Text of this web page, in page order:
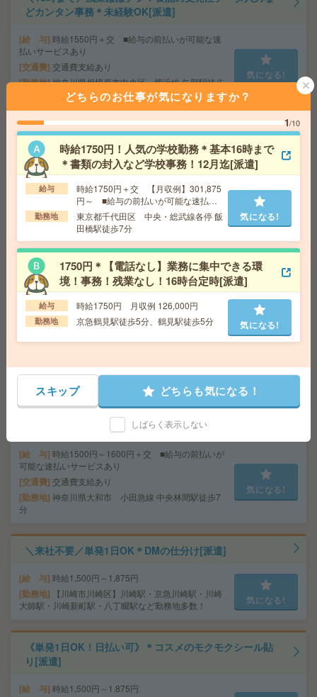
どカンタン事務＊未経験OK[派遣]
給 与 時給1550円＋交 ■給与の前払いが可能な速
払いサービスあり
交通費 交通費支給あり
勤務地 神奈川県相模原市中央区 横浜線 矢部駅徒歩
気になる!
9-16時勤務＊未経験OK！データ入力などモクモク事務[派
遣]
給 与 時給1600円＋交 【月収例】192,000円～ ■
給与の前払いが可能な速払いサービスあり
交通費支給あり
勤務地 神奈川県横浜市金沢区 シーサイドライン 福
気になる!
＼16時までの6時間勤務／未経験OK！制服あり＊非営利
団体で書類作成など[派遣]
給 与 時給1700円＋交 【月収例】204,000円～ ■
給与の前払いが可能な速払いサービスあり
交通費 交通費支給あり
台駅徒歩5分
17時半まで＊時短のオシゴト＊未経験〇＊私道承諾書の
給 与 時給1500円～1600円＋交 ■給与の前払いが
可能な速払いサービスあり
交通費 交通費支給あり
勤務地 神奈川県大和市 小田急線 中央林間駅徒歩7
分
気になる!
＼来社不要／単発1日OK＊DMの仕分け[派遣]
給 与 時給1,500円～1,875円
勤務地
【川崎市川崎区】川崎駅・京急川崎駅・川崎
大師駅・川崎新町駅・八丁畷駅など勤務地多数！
気になる!
《単発1日OK！日払い可》＊コスメのモクモクシール貼
り[派遣]
給 与 時給1,500円～1,875円
どちらのお仕事が気になりますか？
1/10
時給1750円！人気の学校勤務＊基本16時まで
＊書類の封入など学校事務！12月迄[派遣]
給与
時給1750円＋交 【月収例】301,875
円～ ■給与の前払いが可能な速払い
サービスあり
勤務地
東京都千代田区 中央・総武線各停 飯
田橋駅徒歩7分
気になる!
1750円＊【電話なし】業務に集中できる環
境！事務！残業なし！16時台定時[派遣]
給与 時給1750円 月収例 126,000円
勤務地 京急鶴見駅徒歩5分、鶴見駅徒歩5分 気になる!
スキップ どちらも気になる！
しばらく表示しない